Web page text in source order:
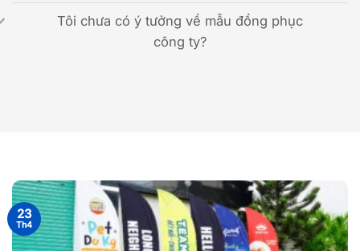
Tôi chưa có ý tưởng về mẫu đồng phục
công ty?
23
Th4